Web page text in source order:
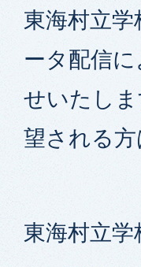
東海村立
ータ配信
せいたし
望される
東海村立